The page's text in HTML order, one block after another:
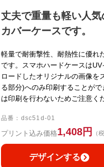
丈夫で重量も軽い人
カバーケースです。
軽量で耐衝撃性、耐熱性に優れ
です。スマホハードケースは
ロードしたオリジナルの画像を
る部分)へのみ印刷することが
は印刷を行わないためご注意く
品番：dsc51d-01
プリント込み価格1,408円 （
デザインする